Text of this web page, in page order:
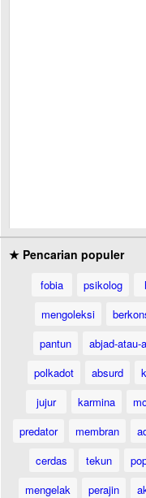
★ Pencarian populer
fobia psikolog
mengoleksi
pantun
abjad-atau-
polkadot
absurd
jujur
karmina
predator
membran
cerdas
tekun
mengelak
perajin